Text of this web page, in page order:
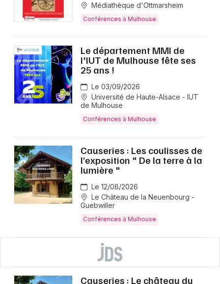
Médiathèque d'Ottmarsheim
Conférences à Mulhouse
Le département MMI de
l'IUT de Mulhouse fête ses
25 ans !
Le 03/09/2026
Université de Haute-Alsace - IUT
de Mulhouse
Conférences à Mulhouse
Causeries : Les coulisses de
l’exposition " De la terre à la
lumière "
Le 12/08/2026
Le Château de la Neuenbourg -
Guebwiller
Conférences à Mulhouse
Causeries : Le château du